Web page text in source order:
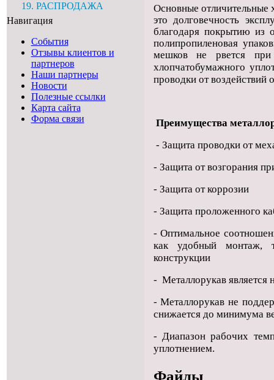
19. РАСПРОДАЖА
Навигация
События
Отзывы клиентов и
партнеров
Наши партнеры
Новости
Полезные ссылки
Карта сайта
Форма связи
Основные отличи­тельные
это долговечность
благодаря покрытию из
полипропиленовая
мешков не рвется при
хлопчатобумажно­го
про­водки от
Преимущества
- Защита проводки от
- Защита от возгорания
- Защита от коррозии
- Защита проложенного
-Оптимальное
как удобный монтаж,
конструкции
- Металлорукав является
- Металлорукав не
снижается до минимума
- Диапазон рабочих
уплотнением.
Файлы